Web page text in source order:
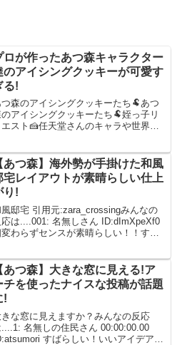
ロが作ったあつ森キャラクター
のアイシングクッキーが可愛す
る!
森のアイシングクッキーたち🐏あつ
アイシングクッキーたち🐏姪っ子リ
エスト🍰任天堂さんのキャラや世界
lfmv40q8hH— ...
あつ森】海外勢が手掛けた和風
宅レイアウトが素晴らしい仕上
り!
邸宅 引用元:zara_crossingみんなの
応は....001: 名無しさん ID:dImXpeXf0
わらずセンスが素晴らしい！！すご
!階段で...
あつ森】大きな窓に見える!ア
チを使ったナイスな投稿が話題
!
きな窓に見えますか？みんなの反応
....1: 名無しの住民さん 00:00:00.00
すばらしい！いいアイデアだ